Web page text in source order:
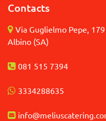
Contacts
Via Guglielmo Pepe,
Albino (SA)
081 515 7394
3334288635
info@meliuscatering.